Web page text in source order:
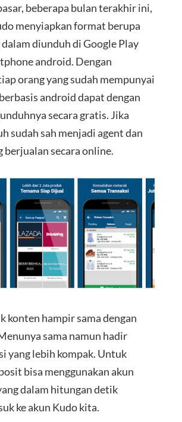
beberapa bulan terakhir ini,
menyiapkan format berupa
diunduh di Google Play
android. Dengan
orang yang sudah mempunyai
android dapat dengan
secara gratis. Jika
sudah sah menjadi agent dan
berjualan secara online.
konten hampir sama dengan
sama namun hadir
yang lebih kompak. Untuk
bisa menggunakan akun
dalam hitungan detik
ke akun Kudo kita.